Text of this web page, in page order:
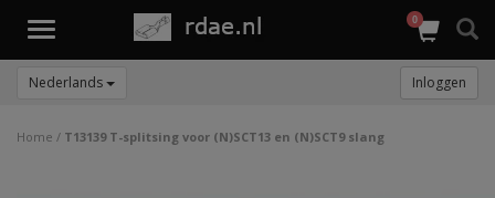
Toggle
0
Nederlands Inloggen
Home / T13139 T-splitsing voor (N)SCT13 en (N)SCT9 slang